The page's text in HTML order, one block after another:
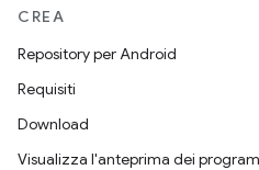
CREA
Repository per Android
Requisiti
Download
Visualizza l'anteprima dei